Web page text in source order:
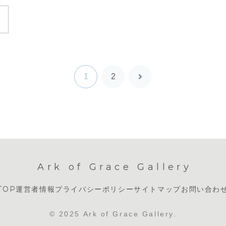
1 2
次
Ark of Grace Gallery
運営者情報プライバシーポリシーサイトマップお問い合わ
© 2025 Ark of Grace Gallery.